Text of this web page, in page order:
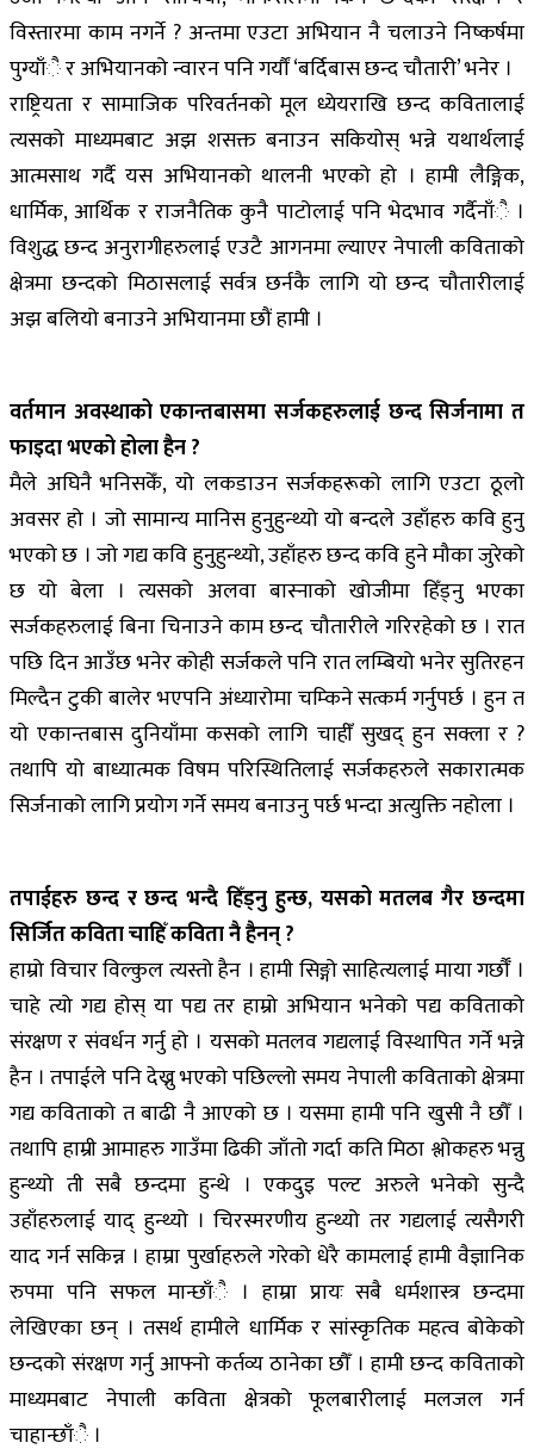
विस्तारमा काम नगर्ने ? अन्तमा एउटा अभियान नै चलाउने निष्कर्षमा
पुग्याँै र अभियानको न्वारन पनि गर्यौं ‘बर्दिबास छन्द चौतारी’ भनेर ।
राष्ट्रियता र सामाजिक परिवर्तनको मूल ध्येयराखि छन्द कवितालाई
त्यसको माध्यमबाट अझ शसक्त बनाउन सकियोस् भन्ने यथार्थलाई
आत्मसाथ गर्दै यस अभियानको थालनी भएको हो । हामी लैङ्गिक,
धार्मिक, आर्थिक र राजनैतिक कुनै पाटोलाई पनि भेदभाव गर्दैनाँै ।
विशुद्ध छन्द अनुरागीहरुलाई एउटै आगनमा ल्याएर नेपाली कविताको
क्षेत्रमा छन्दको मिठासलाई सर्वत्र छर्नकै लागि यो छन्द चौतारीलाई
अझ बलियो बनाउने अभियानमा छौं हामी ।
वर्तमान अवस्थाको एकान्तबासमा सर्जकहरुलाई छन्द सिर्जनामा त
फाइदा भएको होला हैन ?
मैले अघिनै भनिसकेँ, यो लकडाउन सर्जकहरूको लागि एउटा ठूलो
अवसर हो । जो सामान्य मानिस हुनुहुन्थ्यो यो बन्दले उहाँहरु कवि हुनु
भएको छ । जो गद्य कवि हुनुहुन्थ्यो, उहाँहरु छन्द कवि हुने मौका जुरेको
छ यो बेला । त्यसको अलवा बास्नाको खोजीमा हिँड्नु भएका
सर्जकहरुलाई बिना चिनाउने काम छन्द चौतारीले गरिरहेको छ । रात
पछि दिन आउँछ भनेर कोही सर्जकले पनि रात लम्बियो भनेर सुतिरहन
मिल्दैन टुकी बालेर भएपनि अंध्यारोमा चम्किने सत्कर्म गर्नुपर्छ । हुन त
यो एकान्तबास दुनियाँमा कसको लागि चाहीँ सुखद् हुन सक्ला र ?
तथापि यो बाध्यात्मक विषम परिस्थितिलाई सर्जकहरुले सकारात्मक
सिर्जनाको लागि प्रयोग गर्ने समय बनाउनु पर्छ भन्दा अत्युक्ति नहोला ।
तपाईहरु छन्द र छन्द भन्दै हिँड्नु हुन्छ, यसको मतलब गैर छन्दमा
सिर्जित कविता चाहिँ कविता नै हैनन् ?
हाम्रो विचार विल्कुल त्यस्तो हैन । हामी सिङ्गो साहित्यलाई माया गर्छौँ ।
चाहे त्यो गद्य होस् या पद्य तर हाम्रो अभियान भनेको पद्य कविताको
संरक्षण र संवर्धन गर्नु हो । यसको मतलव गद्यलाई विस्थापित गर्ने भन्ने
हैन । तपाईले पनि देख्नु भएको पछिल्लो समय नेपाली कविताको क्षेत्रमा
गद्य कविताको त बाढी नै आएको छ । यसमा हामी पनि खुसी नै छौँ ।
तथापि हाम्री आमाहरु गाउँमा ढिकी जाँतो गर्दा कति मिठा श्लोकहरु भन्नु
हुन्थ्यो ती सबै छन्दमा हुन्थे । एकदुइ पल्ट अरुले भनेको सुन्दै
उहाँहरुलाई याद् हुन्थ्यो । चिरस्मरणीय हुन्थ्यो तर गद्यलाई त्यसैगरी
याद गर्न सकिन्न । हाम्रा पुर्खाहरुले गरेको धेरै कामलाई हामी वैज्ञानिक
रुपमा पनि सफल मान्छाँै । हाम्रा प्रायः सबै धर्मशास्त्र छन्दमा
लेखिएका छन् । तसर्थ हामीले धार्मिक र सांस्कृतिक महत्व बोकेको
छन्दको संरक्षण गर्नु आफ्नो कर्तव्य ठानेका छौँ । हामी छन्द कविताको
माध्यमबाट नेपाली कविता क्षेत्रको फूलबारीलाई मलजल गर्न
चाहान्छाँै ।